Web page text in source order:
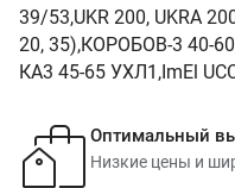
39/53,UKR 200, UKRA
20, 35),КОРОБОВ-3 40-
КА3 45-65 УХЛ1,ImEl
Оптимальный
Низкие цены и